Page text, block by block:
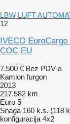
LBW LUFT
12
IVECO
COC EU
7.500 € Bez PDV-a
Kamion furgon
2013
217.582 km
Euro 5
Snaga 160 k.s. (118
konfiguracija 4x2